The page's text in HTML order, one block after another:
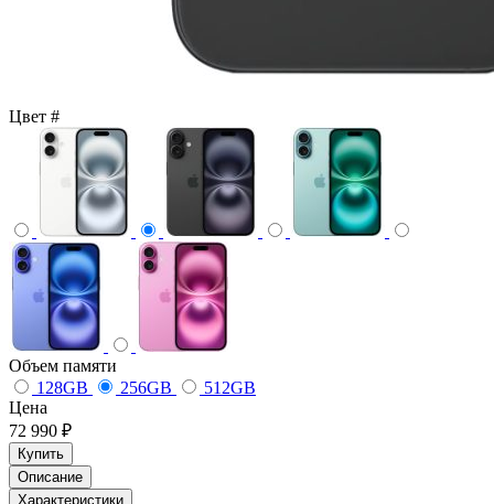
Цвет #
Объем памяти
128GB
256GB
512GB
Цена
72 990 ₽
Купить
Описание
Характеристики